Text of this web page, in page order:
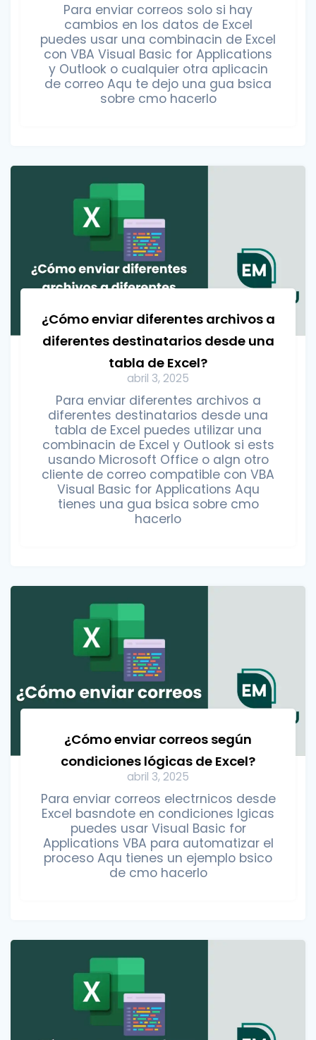
Para enviar correos solo si hay
cambios en los datos de Excel
puedes usar una combinacin de Excel
con VBA Visual Basic for Applications
y Outlook o cualquier otra aplicacin
de correo Aqu te dejo una gua bsica
sobre cmo hacerlo
¿Cómo enviar diferentes archivos a
diferentes destinatarios desde una
tabla de Excel?
abril 3, 2025
Para enviar diferentes archivos a
diferentes destinatarios desde una
tabla de Excel puedes utilizar una
combinacin de Excel y Outlook si ests
usando Microsoft Office o algn otro
cliente de correo compatible con VBA
Visual Basic for Applications Aqu
tienes una gua bsica sobre cmo
hacerlo
¿Cómo enviar correos según
condiciones lógicas de Excel?
abril 3, 2025
Para enviar correos electrnicos desde
Excel basndote en condiciones lgicas
puedes usar Visual Basic for
Applications VBA para automatizar el
proceso Aqu tienes un ejemplo bsico
de cmo hacerlo